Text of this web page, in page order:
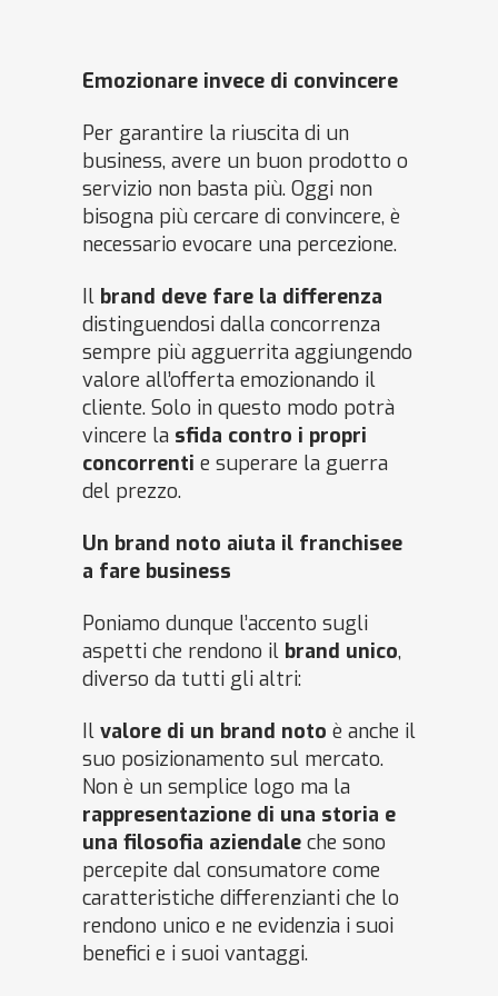
Emozionare invece di convincere
Per garantire la riuscita di un
business, avere un buon prodotto o
servizio non basta più. Oggi non
bisogna più cercare di convincere, è
necessario evocare una percezione.
Il brand deve fare la differenza
distinguendosi dalla concorrenza
sempre più agguerrita aggiungendo
valore all’offerta emozionando il
cliente. Solo in questo modo potrà
vincere la sfida contro i propri
concorrenti e superare la guerra
del prezzo.
Un brand noto aiuta il franchisee
a fare business
Poniamo dunque l’accento sugli
aspetti che rendono il brand unico,
diverso da tutti gli altri:
Il valore di un brand noto è anche il
suo posizionamento sul mercato.
Non è un semplice logo ma la
rappresentazione di una storia e
una filosofia aziendale che sono
percepite dal consumatore come
caratteristiche differenzianti che lo
rendono unico e ne evidenzia i suoi
benefici e i suoi vantaggi.